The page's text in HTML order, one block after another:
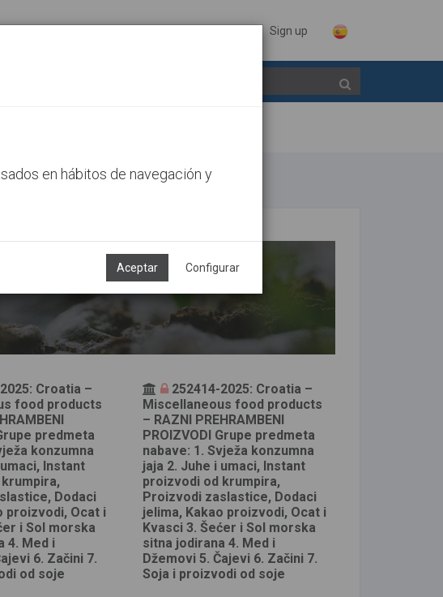
Sign up
en hábitos de navegación y
Aceptar Configurar
Croatia –
food products
predmeta
konzumna
Instant
Dodaci
proizvodi, Ocat i
i Sol morska
4. Med i
6. Začini 7.
od soje
252414-2025: Croatia –
Miscellaneous food products
– RAZNI PREHRAMBENI
PROIZVODI Grupe predmeta
nabave: 1. Svježa konzumna
jaja 2. Juhe i umaci, Instant
proizvodi od krumpira,
Proizvodi zaslastice, Dodaci
jelima, Kakao proizvodi, Ocat i
Kvasci 3. Šećer i Sol morska
sitna jodirana 4. Med i
Džemovi 5. Čajevi 6. Začini 7.
Soja i proizvodi od soje